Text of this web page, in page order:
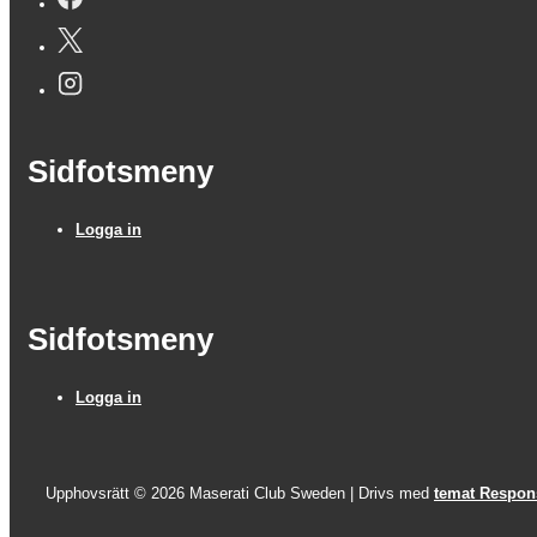
Sidfotsmeny
Logga in
Sidfotsmeny
Logga in
Upphovsrätt © 2026 Maserati Club Sweden | Drivs med temat